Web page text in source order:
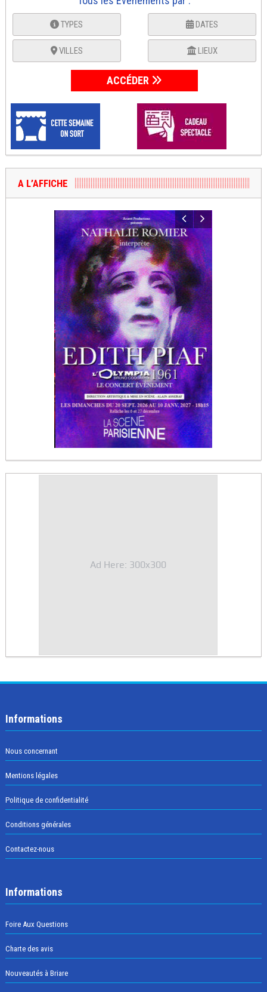
TYPES DATES
VILLES LIEUX
ACCÉDER
A L’AFFICHE
Ad Here: 300x300
Informations
Nous concernant
Mentions légales
Politique de confidentialité
Conditions générales
Contactez-nous
Informations
Foire Aux Questions
Charte des avis
Nouveautés à Briare